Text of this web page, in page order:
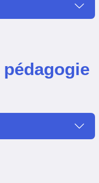
pédagogie